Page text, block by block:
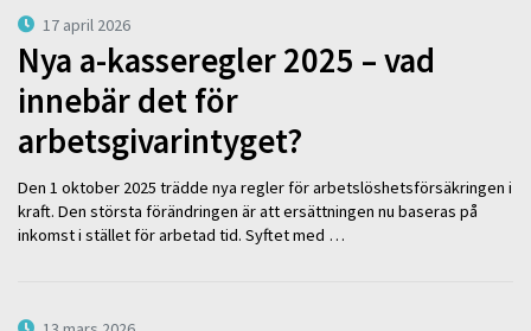
17 april 2026
Nya a-kasseregler 2025 – vad
innebär det för
arbetsgivarintyget?
Den 1 oktober 2025 trädde nya regler för arbetslöshetsförsäkringen i
kraft. Den största förändringen är att ersättningen nu baseras på
inkomst i stället för arbetad tid. Syftet med …